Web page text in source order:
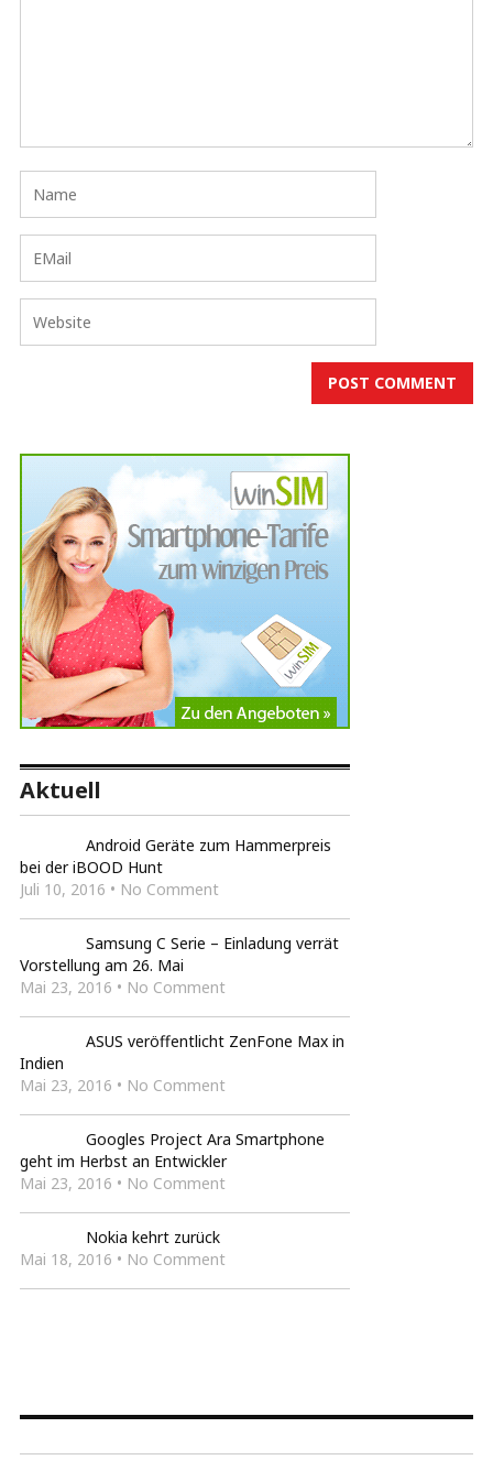
Aktuell
Android Geräte zum Hammerpreis
bei der iBOOD Hunt
Juli 10, 2016 • No Comment
Samsung C Serie – Einladung verrät
Vorstellung am 26. Mai
Mai 23, 2016 • No Comment
ASUS veröffentlicht ZenFone Max in
Indien
Mai 23, 2016 • No Comment
Googles Project Ara Smartphone
geht im Herbst an Entwickler
Mai 23, 2016 • No Comment
Nokia kehrt zurück
Mai 18, 2016 • No Comment